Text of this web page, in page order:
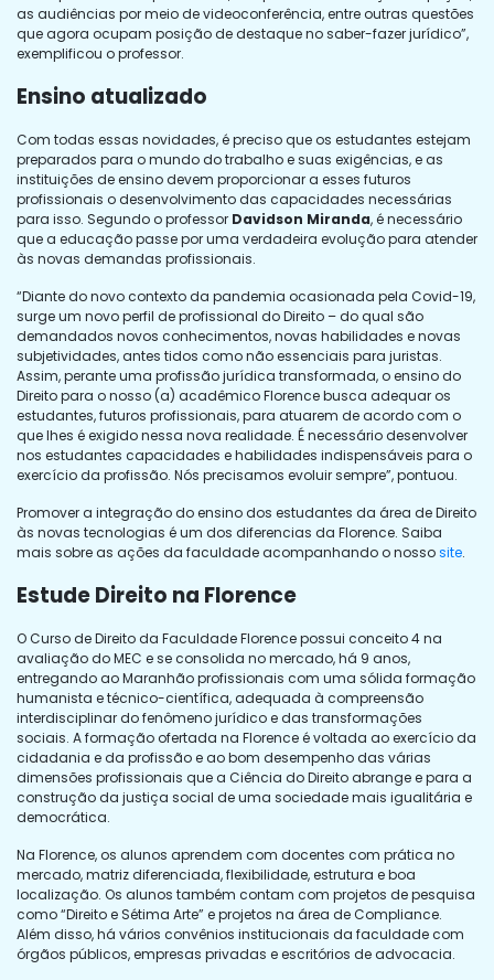
as audiências por meio de videoconferência, entre outras questões
que agora ocupam posição de destaque no saber-fazer jurídico”,
exemplificou o professor.
Ensino atualizado
Com todas essas novidades, é preciso que os estudantes estejam
preparados para o mundo do trabalho e suas exigências, e as
instituições de ensino devem proporcionar a esses futuros
profissionais o desenvolvimento das capacidades necessárias
para isso. Segundo o professor Davidson Miranda, é necessário
que a educação passe por uma verdadeira evolução para atender
às novas demandas profissionais.
“Diante do novo contexto da pandemia ocasionada pela Covid-19,
surge um novo perfil de profissional do Direito – do qual são
demandados novos conhecimentos, novas habilidades e novas
subjetividades, antes tidos como não essenciais para juristas.
Assim, perante uma profissão jurídica transformada, o ensino do
Direito para o nosso (a) acadêmico Florence busca adequar os
estudantes, futuros profissionais, para atuarem de acordo com o
que lhes é exigido nessa nova realidade. É necessário desenvolver
nos estudantes capacidades e habilidades indispensáveis para o
exercício da profissão. Nós precisamos evoluir sempre”, pontuou.
Promover a integração do ensino dos estudantes da área de Direito
às novas tecnologias é um dos diferencias da Florence. Saiba
mais sobre as ações da faculdade acompanhando o nossosite.
Estude Direito na Florence
O Curso de Direito da Faculdade Florence possui conceito 4 na
avaliação do MEC e se consolida no mercado, há 9 anos,
entregando ao Maranhão profissionais com uma sólida formação
humanista e técnico-científica, adequada à compreensão
interdisciplinar do fenômeno jurídico e das transformações
sociais. A formação ofertada na Florence é voltada ao exercício da
cidadania e da profissão e ao bom desempenho das várias
dimensões profissionais que a Ciência do Direito abrange e para a
construção da justiça social de uma sociedade mais igualitária e
democrática.
Na Florence, os alunos aprendem com docentes com prática no
mercado, matriz diferenciada, flexibilidade, estrutura e boa
localização. Os alunos também contam com projetos de pesquisa
como “Direito e Sétima Arte” e projetos na área de Compliance.
Além disso, há vários convênios institucionais da faculdade com
órgãos públicos, empresas privadas e escritórios de advocacia.